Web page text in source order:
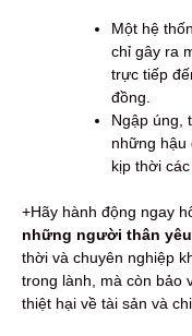
Một hệ
chỉ gây ra
trực tiếp
đồng.
Ngập úng,
những hậu
kịp thời
+Hãy hành động ngay
những người thân yêu
thời và chuyên nghiệp
trong lành, mà còn bảo
thiệt hại về tài sản và